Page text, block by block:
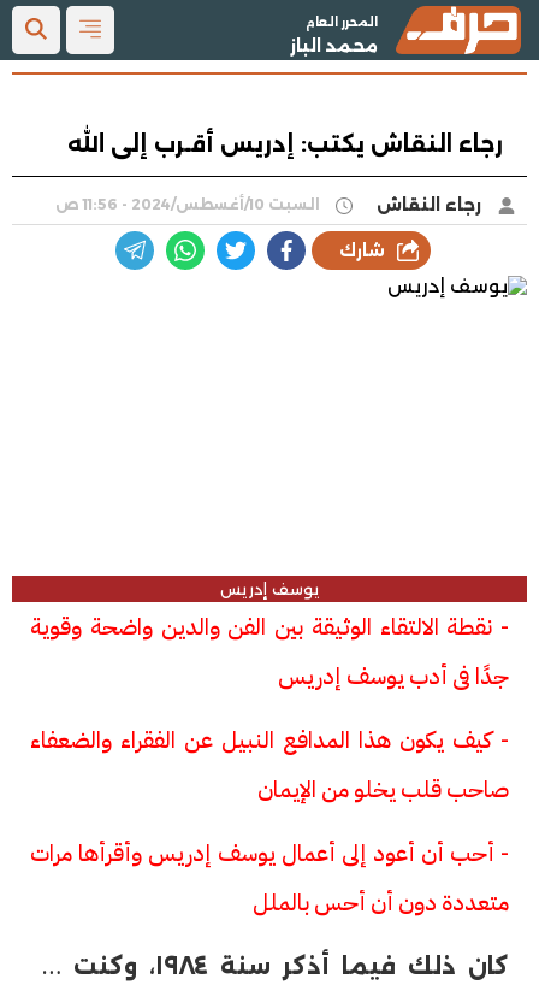
المحرر العام
محمد الباز
رجاء النقاش يكتب: إدريس أقـرب إلى الله
رجاء النقاش السبت 10/أغسطس/2024 - 11:56 ص
شارك
يوسف إدريس
- نقطة الالتقاء الوثيقة بين الفن والدين واضحة وقوية
جدًا فى أدب يوسف إدريس
- كيف يكون هذا المدافع النبيل عن الفقراء والضعفاء
صاحب قلب يخلو من الإيمان
- أحب أن أعود إلى أعمال يوسف إدريس وأقرأها مرات
متعددة دون أن أحس بالملل
ك
ان ذلك فيما أذكر سنة ١٩٨٤، وكنت قد